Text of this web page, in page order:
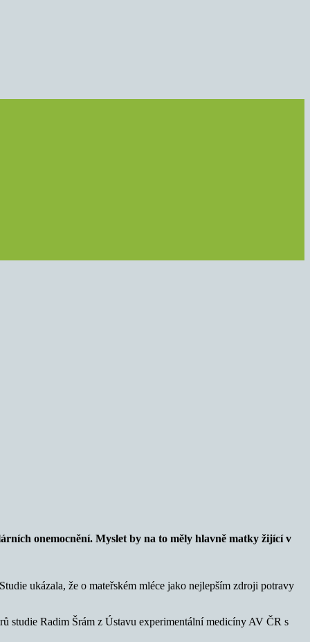
onemocnění. Myslet by na to měly hlavně matky žijící v
ukázala, že o mateřském mléce jako nejlepším zdroji potravy
studie Radim Šrám z Ústavu experimentální medicíny AV ČR s